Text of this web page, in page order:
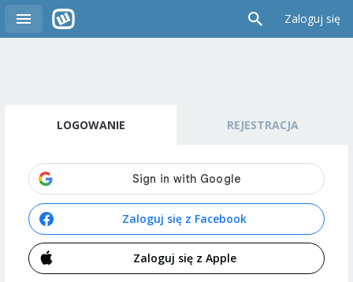
Zaloguj się
LOGOWANIE REJESTRACJA
Zaloguj się z Facebook
Zaloguj się z Apple